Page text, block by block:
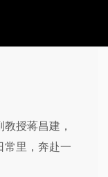
授蒋昌建，
常里，奔赴一